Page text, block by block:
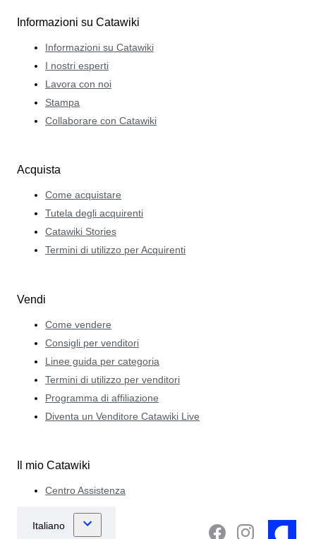
Informazioni su Catawiki
Informazioni su Catawiki
I nostri esperti
Lavora con noi
Stampa
Collaborare con Catawiki
Acquista
Come acquistare
Tutela degli acquirenti
Catawiki Stories
Termini di utilizzo per Acquirenti
Vendi
Come vendere
Consigli per venditori
Linee guida per categoria
Termini di utilizzo per venditori
Programma di affiliazione
Diventa un Venditore Catawiki Live
Il mio Catawiki
Centro Assistenza